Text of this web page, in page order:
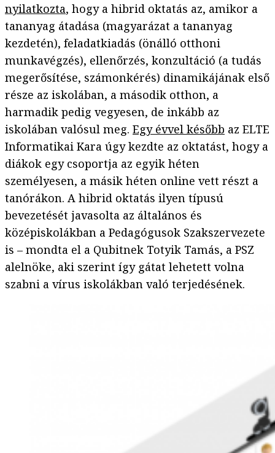
nyilatkozta, hogy a hibrid oktatás az, amikor a
tananyag átadása (magyarázat a tananyag
kezdetén), feladatkiadás (önálló otthoni
munkavégzés), ellenőrzés, konzultáció (a tudás
megerősítése, számonkérés) dinamikájának első
része az iskolában, a második otthon, a
harmadik pedig vegyesen, de inkább az
iskolában valósul meg. Egy évvel később az ELTE
Informatikai Kara úgy kezdte az oktatást, hogy a
diákok egy csoportja az egyik héten
személyesen, a másik héten online vett részt a
tanórákon. A hibrid oktatás ilyen típusú
bevezetését javasolta az általános és
középiskolákban a Pedagógusok Szakszervezete
is – mondta el a Qubitnek Totyik Tamás, a PSZ
alelnöke, aki szerint így gátat lehetett volna
szabni a vírus iskolákban való terjedésének.